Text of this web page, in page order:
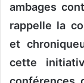
ambages
rappelle la
et
cette